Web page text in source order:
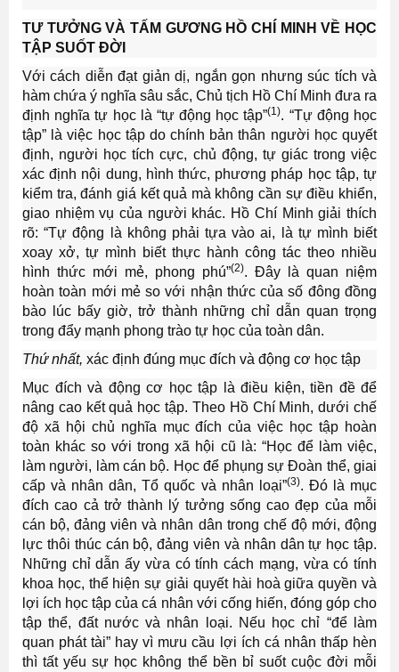
TƯ TƯỞNG VÀ TẤM GƯƠNG HỒ CHÍ MINH VỀ HỌC
TẬP SUỐT ĐỜI
Với cách diễn đạt giản dị, ngắn gọn nhưng súc tích và
hàm chứa ý nghĩa sâu sắc, Chủ tịch Hồ Chí Minh đưa ra
định nghĩa tự học là “tự động học tập”(1). “Tự động học
tập” là việc học tập do chính bản thân người học quyết
định, người học tích cực, chủ động, tự giác trong việc
xác định nội dung, hình thức, phương pháp học tập, tự
kiểm tra, đánh giá kết quả mà không cần sự điều khiển,
giao nhiệm vụ của người khác. Hồ Chí Minh giải thích
rõ: “Tự động là không phải tựa vào ai, là tự mình biết
xoay xở, tự mình biết thực hành công tác theo nhiều
hình thức mới mẻ, phong phú”(2). Đây là quan niệm
hoàn toàn mới mẻ so với nhận thức của số đông đồng
bào lúc bấy giờ, trở thành những chỉ dẫn quan trọng
trong đẩy mạnh phong trào tự học của toàn dân.
Thứ nhất, xác định đúng mục đích và động cơ học tập
Mục đích và động cơ học tập là điều kiện, tiền đề để
nâng cao kết quả học tập. Theo Hồ Chí Minh, dưới chế
độ xã hội chủ nghĩa mục đích của việc học tập hoàn
toàn khác so với trong xã hội cũ là: “Học để làm việc,
làm người, làm cán bộ. Học để phụng sự Đoàn thể, giai
cấp và nhân dân, Tổ quốc và nhân loại”(3). Đó là mục
đích cao cả trở thành lý tưởng sống cao đẹp của mỗi
cán bộ, đảng viên và nhân dân trong chế độ mới, động
lực thôi thúc cán bộ, đảng viên và nhân dân tự học tập.
Những chỉ dẫn ấy vừa có tính cách mạng, vừa có tính
khoa học, thể hiện sự giải quyết hài hoà giữa quyền và
lợi ích học tập của cá nhân với cống hiến, đóng góp cho
tập thể, đất nước và nhân loại. Nếu học chỉ “để làm
quan phát tài” hay vì mưu cầu lợi ích cá nhân thấp hèn
thì tất yếu sự học không thể bền bỉ suốt cuộc đời mỗi